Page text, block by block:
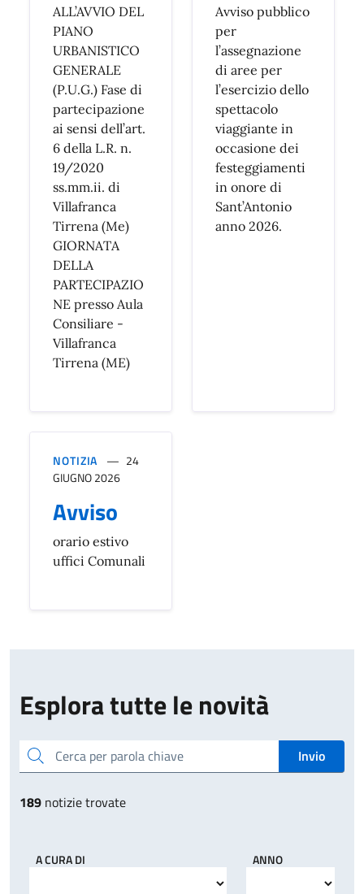
ALL’AVVIO DEL
PIANO
URBANISTICO
GENERALE
(P.U.G.) Fase di
partecipazione
ai sensi dell’art.
6 della L.R. n.
19/2020
ss.mm.ii. di
Villafranca
Tirrena (Me)
GIORNATA
DELLA
PARTECIPAZIO
NE presso Aula
Consiliare -
Villafranca
Tirrena (ME)
Avviso pubblico
per
l’assegnazione
di aree per
l’esercizio dello
spettacolo
viaggiante in
occasione dei
festeggiamenti
in onore di
Sant’Antonio
anno 2026.
NOTIZIA
24
GIUGNO 2026
Avviso
orario estivo
uffici Comunali
Esplora tutte le novità
Cerca per parola chiave Invio
189 notizie trovate
A CURA DI ANNO